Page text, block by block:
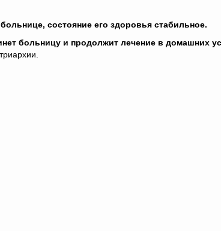
состояние его здоровья стабильное.
больницу и продолжит лечение в домашних